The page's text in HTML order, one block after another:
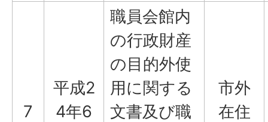
7
平成2
4年6
職員会館内
の行政財産
の目的外使
用に関する
文書及び職
市外
在住